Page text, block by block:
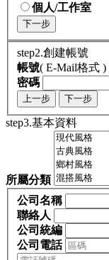
個人/工作室
下一步
step2.創建帳號
帳號( E-Mail格式 )
密碼
上一步 下一步
step3.基本資料
所屬分類
公司名稱
聯絡人
公司統編
公司電話